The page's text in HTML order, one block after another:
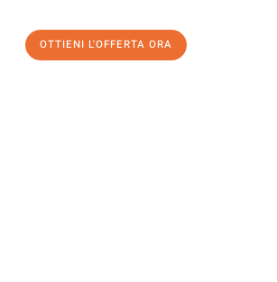
OTTIENI L'OFFERTA ORA